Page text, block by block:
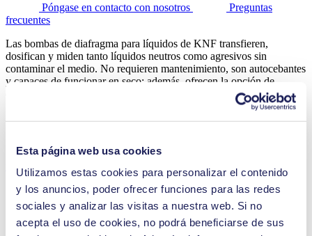
Esta página web usa cookies
Utilizamos estas cookies para personalizar el contenido
y los anuncios, poder ofrecer funciones para las redes
sociales y analizar las visitas a nuestra web. Si no
acepta el uso de cookies, no podrá beneficiarse de sus
Póngase en contacto con nosotros
Preguntas
frecuentes
Las bombas de diafragma para líquidos de KNF transfieren,
dosifican y miden tanto líquidos neutros como agresivos sin
contaminar el medio. No requieren mantenimiento, son autocebantes
y capaces de funcionar en seco; además, ofrecen la opción de
Póngase en contacto con nosotros
frecuentes
Detalles técnicos
Características